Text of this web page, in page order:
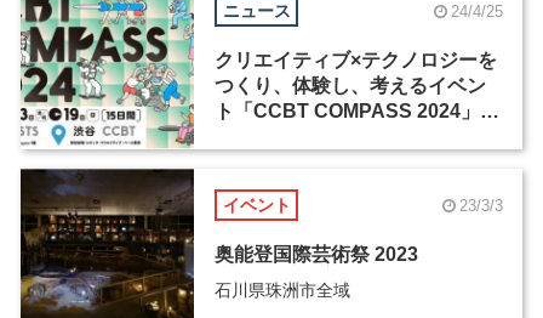
ニュース 24/4/25
クリエイティブ×テクノロジーを
つくり、体験し、考えるイベン
ト「CCBT COMPASS 2024」が
イベント 23/3/3
奥能登国際芸術祭 2023
石川県珠洲市全域